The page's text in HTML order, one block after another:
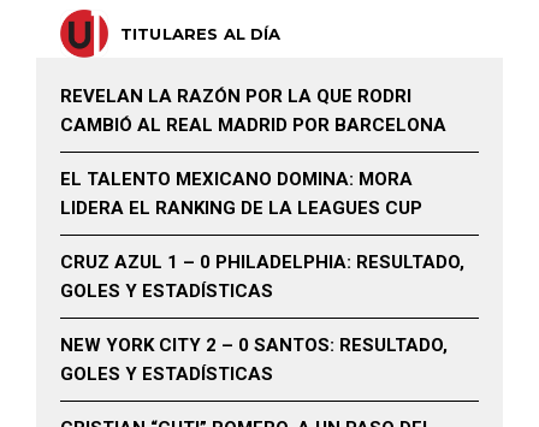
TITULARES AL DÍA
REVELAN LA RAZÓN POR LA QUE RODRI
CAMBIÓ AL REAL MADRID POR BARCELONA
EL TALENTO MEXICANO DOMINA: MORA
LIDERA EL RANKING DE LA LEAGUES CUP
CRUZ AZUL 1 – 0 PHILADELPHIA: RESULTADO,
GOLES Y ESTADÍSTICAS
NEW YORK CITY 2 – 0 SANTOS: RESULTADO,
GOLES Y ESTADÍSTICAS